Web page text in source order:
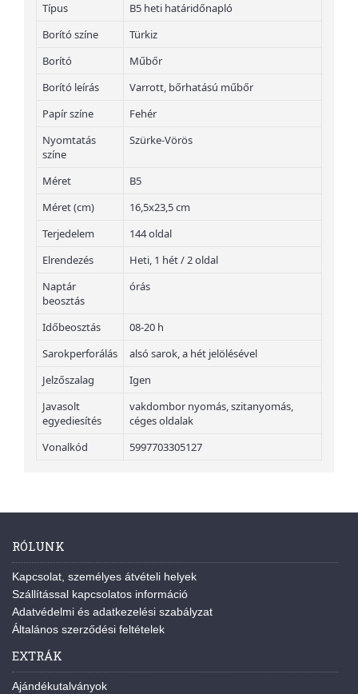
Típus
B5 heti határidőnapló
Borító színe
Türkiz
Borító
Műbőr
Borító leírás
Varrott, bőrhatású műbőr
Papír színe
Fehér
Nyomtatás
színe
Szürke-Vörös
Méret
B5
Méret (cm)
16,5x23,5 cm
Terjedelem
144 oldal
Elrendezés
Heti, 1 hét / 2 oldal
Naptár
beosztás
órás
Időbeosztás
08-20 h
Sarokperforálás
alsó sarok, a hét jelölésével
Jelzőszalag
Igen
Javasolt
egyediesítés
vakdombor nyomás, szitanyomás,
céges oldalak
Vonalkód
5997703305127
RÓLUNK
Kapcsolat, személyes átvételi helyek
Szállítással kapcsolatos információ
Adatvédelmi és adatkezelési szabályzat
Általános szerződési feltételek
EXTRÁK
Ajándékutalványok